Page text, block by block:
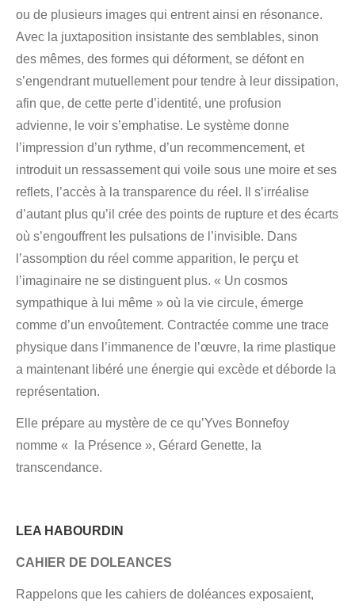
ou de plusieurs images qui entrent ainsi en résonance.
Avec la juxtaposition insistante des semblables, sinon
des mêmes, des formes qui déforment, se défont en
s’engendrant mutuellement pour tendre à leur dissipation,
afin que, de cette perte d’identité, une profusion
advienne, le voir s’emphatise. Le système donne
l’impression d’un rythme, d’un recommencement, et
introduit un ressassement qui voile sous une moire et ses
reflets, l’accès à la transparence du réel. Il s’irréalise
d’autant plus qu’il crée des points de rupture et des écarts
où s’engouffrent les pulsations de l’invisible. Dans
l’assomption du réel comme apparition, le perçu et
l’imaginaire ne se distinguent plus. « Un cosmos
sympathique à lui même » où la vie circule, émerge
comme d’un envoûtement. Contractée comme une trace
physique dans l’immanence de l’œuvre, la rime plastique
a maintenant libéré une énergie qui excède et déborde la
représentation.
Elle prépare au mystère de ce qu’Yves Bonnefoy
nomme « la Présence », Gérard Genette, la
transcendance.
LEA HABOURDIN
CAHIER DE DOLEANCES
Rappelons que les cahiers de doléances exposaient,